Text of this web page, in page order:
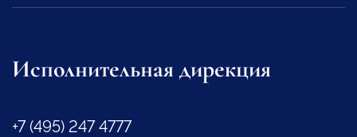
Исполнительная дирекция
+7 (495) 247 4777